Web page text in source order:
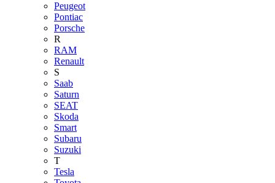
Peugeot
Pontiac
Porsche
R
RAM
Renault
S
Saab
Saturn
SEAT
Skoda
Smart
Subaru
Suzuki
T
Tesla